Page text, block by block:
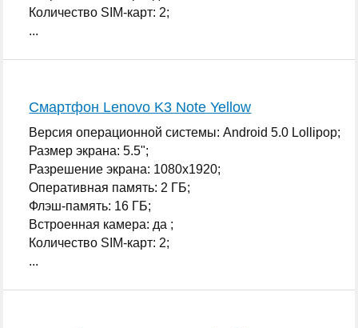
Количество SIM-карт: 2;
...
Смартфон Lenovo K3 Note Yellow
Версия операционной системы: Android 5.0 Lollipop;
Размер экрана: 5.5";
Разрешение экрана: 1080x1920;
Оперативная память: 2 ГБ;
Флэш-память: 16 ГБ;
Встроенная камера: да ;
Количество SIM-карт: 2;
...